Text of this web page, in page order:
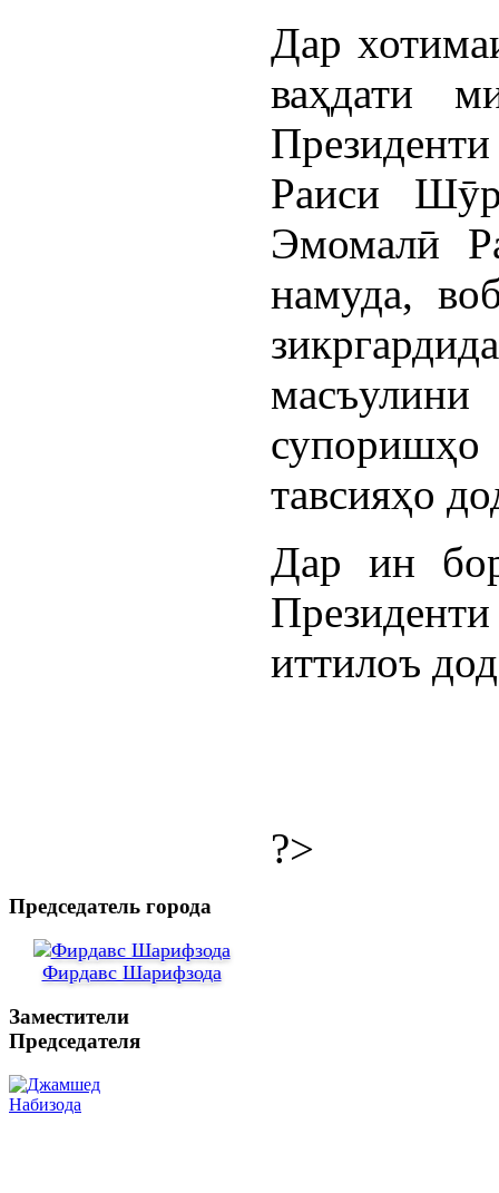
Дар
ваҳдати
Раиси
Эмомалӣ
намуда,
тавсияҳо
Дар ин
иттилоъ
?>
Председатель города
Фирдавс Шарифзода
Заместители
Председателя